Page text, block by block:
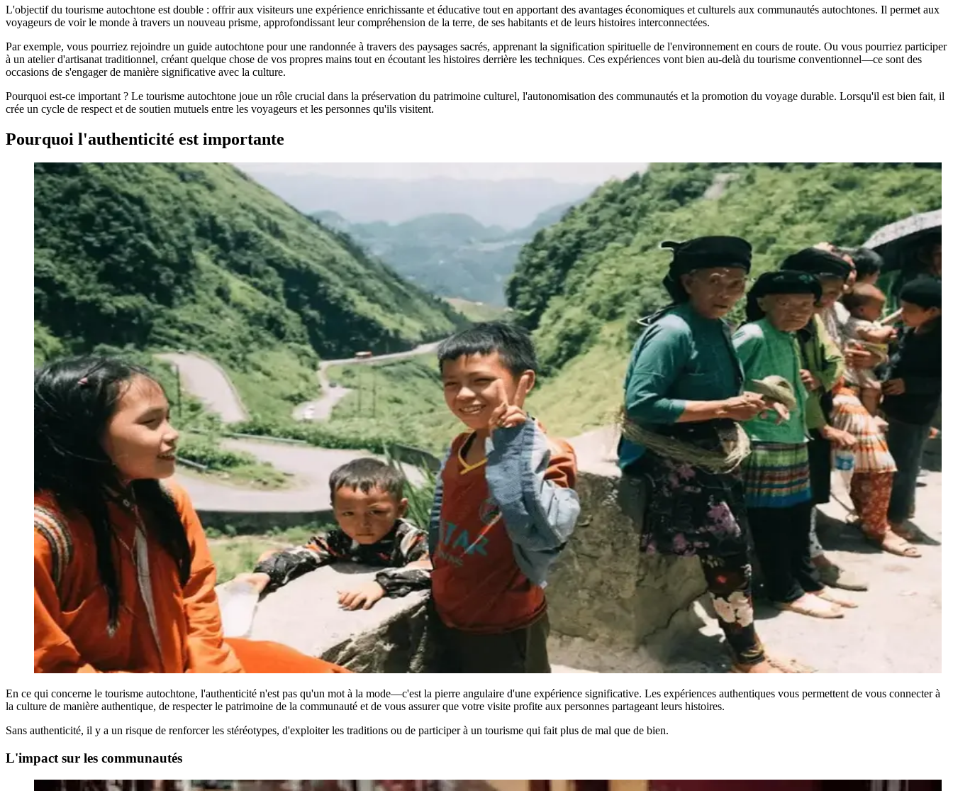
L'objectif du tourisme autochtone est double : offrir aux visiteurs une expérience enrichissante et éducative tout en apportant des avantages économiques et culturels aux communautés autochtones. Il permet aux
voyageurs de voir le monde à travers un nouveau prisme, approfondissant leur compréhension de la terre, de ses habitants et de leurs histoires interconnectées.
Par exemple, vous pourriez rejoindre un guide autochtone pour une randonnée à travers des paysages sacrés, apprenant la signification spirituelle de l'environnement en cours de route. Ou vous pourriez participer
à un atelier d'artisanat traditionnel, créant quelque chose de vos propres mains tout en écoutant les histoires derrière les techniques. Ces expériences vont bien au-delà du tourisme conventionnel—ce sont des
occasions de s'engager de manière significative avec la culture.
Pourquoi est-ce important ? Le tourisme autochtone joue un rôle crucial dans la préservation du patrimoine culturel, l'autonomisation des communautés et la promotion du voyage durable. Lorsqu'il est bien fait, il
crée un cycle de respect et de soutien mutuels entre les voyageurs et les personnes qu'ils visitent.
Pourquoi l'authenticité est importante
En ce qui concerne le tourisme autochtone, l'authenticité n'est pas qu'un mot à la mode—c'est la pierre angulaire d'une expérience significative. Les expériences authentiques vous permettent de vous connecter à
la culture de manière authentique, de respecter le patrimoine de la communauté et de vous assurer que votre visite profite aux personnes partageant leurs histoires.
Sans authenticité, il y a un risque de renforcer les stéréotypes, d'exploiter les traditions ou de participer à un tourisme qui fait plus de mal que de bien.
L'impact sur les communautés